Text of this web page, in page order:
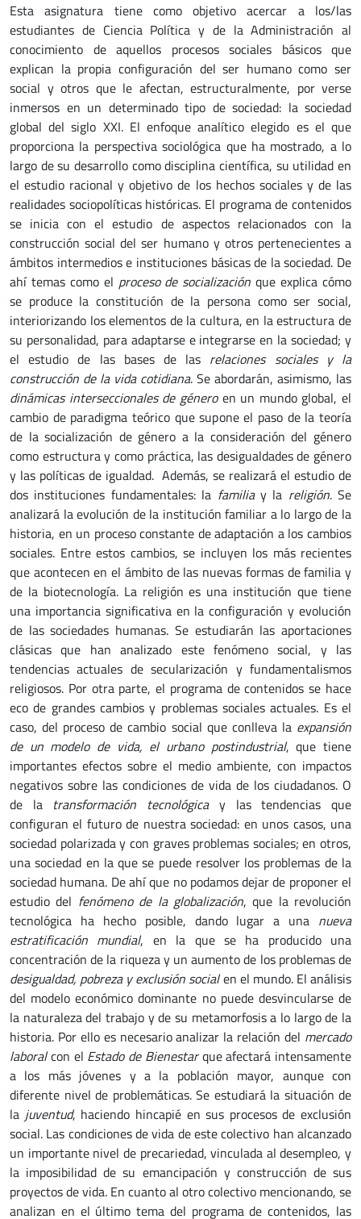
Esta asignatura tiene como objetivo acercar a los/las
estudiantes de Ciencia Política y de la Administración al
conocimiento de aquellos procesos sociales básicos que
explican la propia configuración del ser humano como ser
social y otros que le afectan, estructuralmente, por verse
inmersos en un determinado tipo de sociedad: la sociedad
global del siglo XXI. El enfoque analítico elegido es el que
proporciona la perspectiva sociológica que ha mostrado, a lo
largo de su desarrollo como disciplina científica, su utilidad en
el estudio racional y objetivo de los hechos sociales y de las
realidades sociopolíticas históricas. El programa de contenidos
se inicia con el estudio de aspectos relacionados con la
construcción social del ser humano y otros pertenecientes a
ámbitos intermedios e instituciones básicas de la sociedad. De
ahí temas como el proceso de socialización que explica cómo
se produce la constitución de la persona como ser social,
interiorizando los elementos de la cultura, en la estructura de
su personalidad, para adaptarse e integrarse en la sociedad; y
el estudio de las bases de las relaciones sociales y la
construcción de la vida cotidiana. Se abordarán, asimismo, las
dinámicas interseccionales de géneroen un mundo global, el
cambio de paradigma teórico que supone el paso de la teoría
de la socialización de género a la consideración del género
como estructura y como práctica, las desigualdades de género
y las políticas de igualdad. Además, se realizará el estudio de
dos instituciones fundamentales: la familia y la religión. Se
analizará la evolución de la institución familiar a lo largo de la
historia, en un proceso constante de adaptación a los cambios
sociales. Entre estos cambios, se incluyen los más recientes
que acontecen en el ámbito de las nuevas formas de familia y
de la biotecnología. La religión es una institución que tiene
una importancia significativa en la configuración y evolución
de las sociedades humanas. Se estudiarán las aportaciones
clásicas que han analizado este fenómeno social, y las
tendencias actuales de secularización y fundamentalismos
religiosos. Por otra parte, el programa de contenidos se hace
eco de grandes cambios y problemas sociales actuales. Es el
caso, del proceso de cambio social que conlleva la expansión
de un modelo de vida, el urbano postindustrial, que tiene
importantes efectos sobre el medio ambiente, con impactos
negativos sobre las condiciones de vida de los ciudadanos. O
de la transformación tecnológicay las tendencias que
configuran el futuro de nuestra sociedad: en unos casos, una
sociedad polarizada y con graves problemas sociales; en otros,
una sociedad en la que se puede resolver los problemas de la
sociedad humana. De ahí que no podamos dejar de proponer el
estudio del fenómeno de la globalización, que la revolución
tecnológica ha hecho posible, dando lugar a una nueva
estratificación mundial, en la que se ha producido una
concentración de la riqueza y un aumento de los problemas de
desigualdad, pobreza y exclusión socialen el mundo. El análisis
del modelo económico dominante no puede desvincularse de
la naturaleza del trabajo y de su metamorfosis a lo largo de la
historia. Por ello es necesario analizar la relación del mercado
laboralcon el Estado de Bienestarque afectará intensamente
a los más jóvenes y a la población mayor, aunque con
diferente nivel de problemáticas. Se estudiará la situación de
la juventud, haciendo hincapié en sus procesos de exclusión
social. Las condiciones de vida de este colectivo han alcanzado
un importante nivel de precariedad, vinculada al desempleo, y
la imposibilidad de su emancipación y construcción de sus
proyectos de vida. En cuanto al otro colectivo mencionando, se
analizan en el último tema del programa de contenidos, las